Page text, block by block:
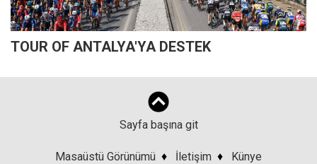
TOUR OF ANTALYA'YA DESTEK
Sayfa başına git
Masaüstü Görünümü ♦ İletişim ♦ Künye